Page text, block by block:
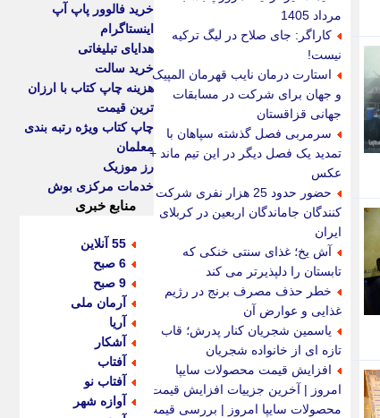
مرداد 1405
کاراگر: جای صلاح در لیگ ترکیه
نیست!
استارت درمان نایب قهرمان المپیک
و جهان برای شرکت در مسابقات
جهانی قزاقستان
سرمربی فصل گذشته سپاهان با
تمدید یک فصل دیگر در این تیم ماند +
عکس
حضور حدود 25 هزار نفری شرکت
کنندگان جاماندگان اربعین در کربلای
ایران
آش یخ؛ غذای سنتی خنکی که
تابستان را دلپذیرتر می کند
خطر حذف مصرف برنج در رژیم
غذایی و عوارض آن
یاسمین شجریان کنار پدرش؛ قاب
تازه ای از خانواده شجریان
افزایش قیمت محصولات سایپا
امروز | آخرین جزییات افزایش قیمت
محصولات سایپا امروز | بررسی قیمت
خرید فالوور پاپ آپ
اینستاگرام
هدایای تبلیغاتی
خرید سالت
هزینه چاپ کتاب با ارزان
ترین قیمت
چاپ کتاب ویژه رتبه بندی
معلمان
رز موزیک
خدمات مرکزی بوش
منابع خبری
55 آنلاین
6 صبح
9 صبح
آرمان ملی
آریا
آشکار
آفتاب
آفتاب نو
آوازه شهر